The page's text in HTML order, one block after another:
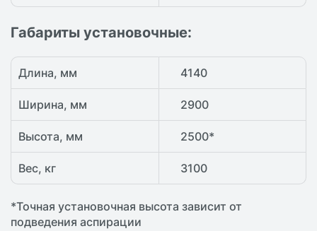
Габариты установочные:
Длина, мм 4140
Ширина, мм 2900
Высота, мм 2500*
Вес, кг 3100
*Точная установочная высота зависит от
подведения аспирации